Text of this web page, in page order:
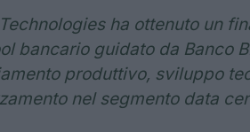
ha ottenuto un
bancario guidato da Banco
produttivo, sviluppo
nel segmento data